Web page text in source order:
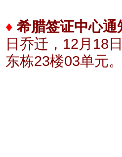
♦ 希腊签证中心通
日乔迁，12月18
东栋23楼03单元。